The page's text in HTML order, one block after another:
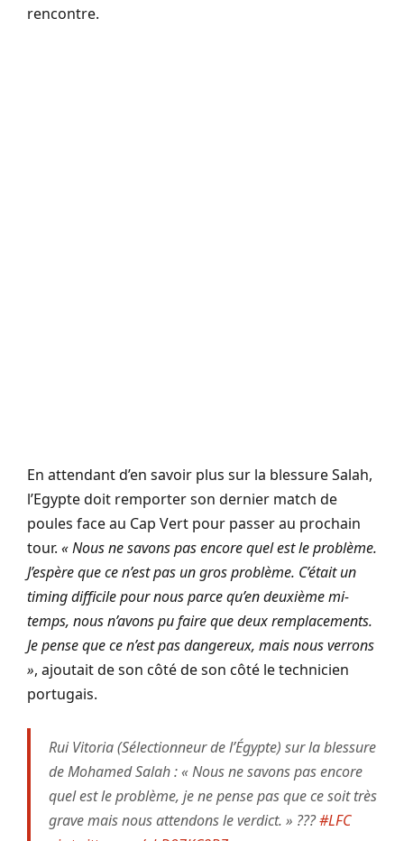
rencontre.
En attendant d’en savoir plus sur la blessure Salah,
l’Egypte doit remporter son dernier match de
poules face au Cap Vert pour passer au prochain
tour. « Nous ne savons pas encore quel est le problème.
J’espère que ce n’est pas un gros problème. C’était un
timing difficile pour nous parce qu’en deuxième mi-
temps, nous n’avons pu faire que deux remplacements.
Je pense que ce n’est pas dangereux, mais nous verrons
», ajoutait de son côté de son côté le technicien
portugais.
Rui Vitoria (Sélectionneur de l’Égypte) sur la blessure
de Mohamed Salah : « Nous ne savons pas encore
quel est le problème, je ne pense pas que ce soit très
grave mais nous attendons le verdict. » ?️??#LFC